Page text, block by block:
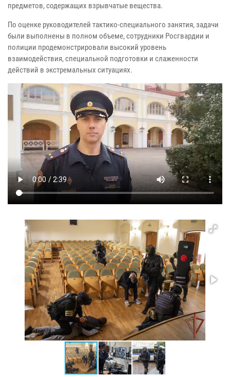
предметов, содержащих взрывчатые вещества.
По оценке руководителей тактико-специального занятия, задачи
были выполнены в полном объеме, сотрудники Росгвардии и
полиции продемонстрировали высокий уровень
взаимодействия, специальной подготовки и слаженности
действий в экстремальных ситуациях.